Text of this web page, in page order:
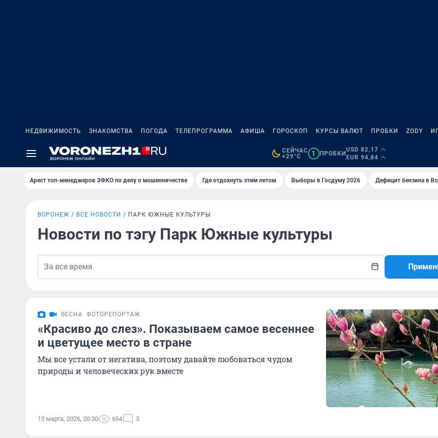
НЕДВИЖИМОСТЬ ЗНАКОМСТВА ПОГОДА ТЕЛЕПРОГРАММА АФИША ГОРОСКОП КУРСЫ ВАЛЮТ ПРОБКИ ZODY
СЕЙЧАС
+29°C
1 ПРОБКИ
USD 82,17
EUR 94,84
Арест топ-менеджеров ЭФКО по делу о мошенничестве Где отдохнуть этим летом Выборы в Госдуму 2026 Дефицит бензина в
ВОРОНЕЖ ВСЕ НОВОСТИ ПАРК ЮЖНЫЕ КУЛЬТУРЫ
Новости по тэгу Парк Южные культуры
ВЕСНА ФОТОРЕПОРТАЖ
«Красиво до слез». Показываем самое весеннее
и цветущее место в стране
Мы все устали от негатива, поэтому давайте любоваться чудом
природы и человеческих рук вместе
13 марта, 2026, 20:30 654 3